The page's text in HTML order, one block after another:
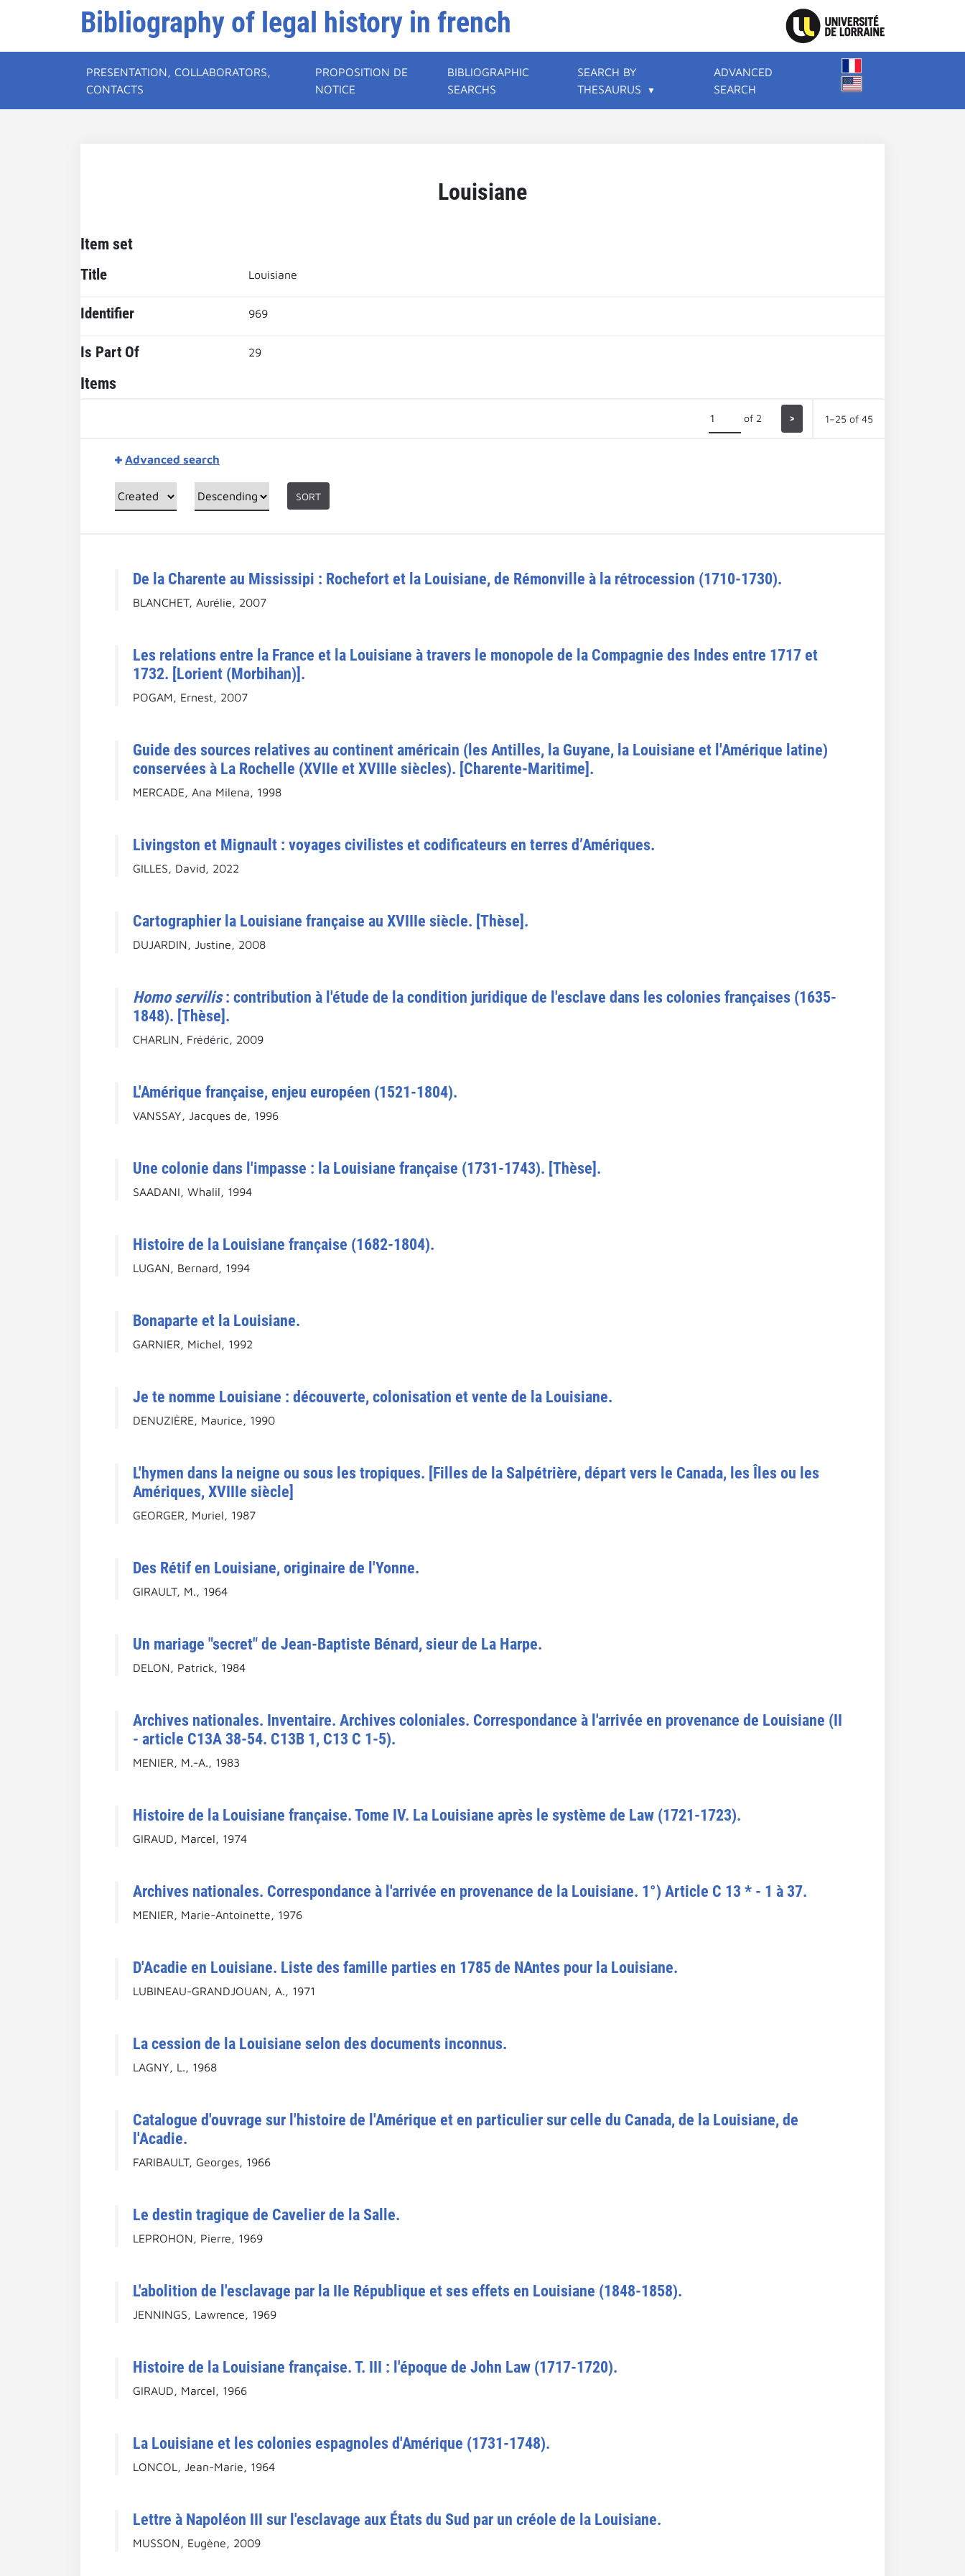
Bibliography of legal history in french
PRESENTATION, COLLABORATORS,
CONTACTS
PROPOSITION DE
NOTICE
BIBLIOGRAPHIC
SEARCHS
SEARCH BY
THESAURUS
ADVANCED
SEARCH
Louisiane
Item set
Title Louisiane
Identifier 969
Is Part Of 29
Items
of 2 > 1–25 of 45
Advanced search
SORT
De la Charente au Mississipi : Rochefort et la Louisiane, de Rémonville à la rétrocession (1710-1730).
BLANCHET, Aurélie, 2007
Les relations entre la France et la Louisiane à travers le monopole de la Compagnie des Indes entre 1717 et
1732. [Lorient (Morbihan)].
POGAM, Ernest, 2007
Guide des sources relatives au continent américain (les Antilles, la Guyane, la Louisiane et l'Amérique latine)
conservées à La Rochelle (XVIIe et XVIIIe siècles). [Charente-Maritime].
MERCADE, Ana Milena, 1998
Livingston et Mignault : voyages civilistes et codificateurs en terres d’Amériques.
GILLES, David, 2022
Cartographier la Louisiane française au XVIIIe siècle. [Thèse].
DUJARDIN, Justine, 2008
Homo servilis: contribution à l'étude de la condition juridique de l'esclave dans les colonies françaises (1635-
1848). [Thèse].
CHARLIN, Frédéric, 2009
L'Amérique française, enjeu européen (1521-1804).
VANSSAY, Jacques de, 1996
Une colonie dans l'impasse : la Louisiane française (1731-1743). [Thèse].
SAADANI, Whalil, 1994
Histoire de la Louisiane française (1682-1804).
LUGAN, Bernard, 1994
Bonaparte et la Louisiane.
GARNIER, Michel, 1992
Je te nomme Louisiane : découverte, colonisation et vente de la Louisiane.
DENUZIÈRE, Maurice, 1990
L'hymen dans la neigne ou sous les tropiques. [Filles de la Salpétrière, départ vers le Canada, les Îles ou les
Amériques, XVIIIe siècle]
GEORGER, Muriel, 1987
Des Rétif en Louisiane, originaire de l'Yonne.
GIRAULT, M., 1964
Un mariage "secret" de Jean-Baptiste Bénard, sieur de La Harpe.
DELON, Patrick, 1984
Archives nationales. Inventaire. Archives coloniales. Correspondance à l'arrivée en provenance de Louisiane (II
- article C13A 38-54. C13B 1, C13 C 1-5).
MENIER, M.-A., 1983
Histoire de la Louisiane française. Tome IV. La Louisiane après le système de Law (1721-1723).
GIRAUD, Marcel, 1974
Archives nationales. Correspondance à l'arrivée en provenance de la Louisiane. 1°) Article C 13 * - 1 à 37.
MENIER, Marie-Antoinette, 1976
D'Acadie en Louisiane. Liste des famille parties en 1785 de NAntes pour la Louisiane.
LUBINEAU-GRANDJOUAN, A., 1971
La cession de la Louisiane selon des documents inconnus.
LAGNY, L., 1968
Catalogue d'ouvrage sur l'histoire de l'Amérique et en particulier sur celle du Canada, de la Louisiane, de
l'Acadie.
FARIBAULT, Georges, 1966
Le destin tragique de Cavelier de la Salle.
LEPROHON, Pierre, 1969
L'abolition de l'esclavage par la IIe République et ses effets en Louisiane (1848-1858).
JENNINGS, Lawrence, 1969
Histoire de la Louisiane française. T. III : l'époque de John Law (1717-1720).
GIRAUD, Marcel, 1966
La Louisiane et les colonies espagnoles d'Amérique (1731-1748).
LONCOL, Jean-Marie, 1964
Lettre à Napoléon III sur l'esclavage aux États du Sud par un créole de la Louisiane.
MUSSON, Eugène, 2009